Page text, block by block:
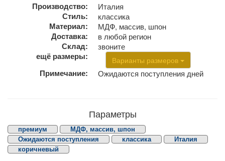
Производство:
Италия
Стиль:
классика
Материал:
МДФ, массив, шпон
Доставка:
в любой регион
Склад:
звоните
ещё размеры:
Варианты размеров
Примечание: Ожидаются поступления дней
Параметры
премиум
МДФ, массив, шпон
Ожидаются поступления
классика
Италия
коричневый